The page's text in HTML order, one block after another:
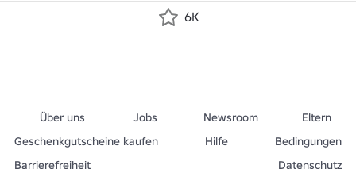
6K
Über uns Jobs Newsroom
Eltern
Geschenkgutscheine kaufen
Hilfe
Bedingungen
Barrierefreiheit
Datenschutz